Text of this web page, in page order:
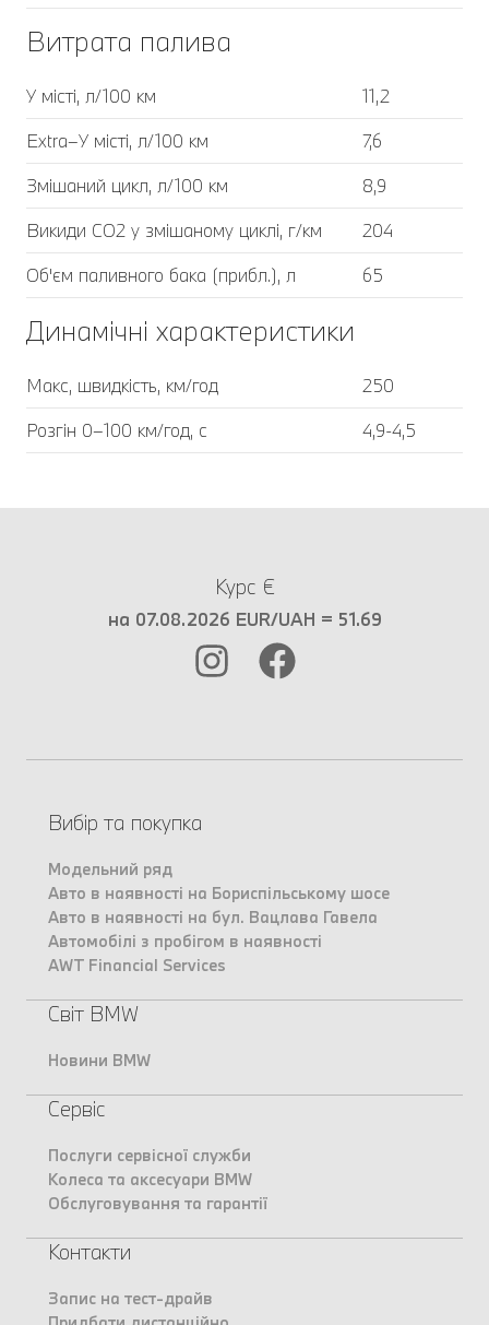
Витрата палива
У місті, л/100 км
11,2
Extra–У місті, л/100 км
7,6
Змішаний цикл, л/100 км
8,9
Викиди CO2 у змішаному циклі, г/км
204
Об'єм паливного бака (прибл.), л
65
Динамічні характеристики
Макс, швидкість, км/год
250
Розгін 0–100 км/год, с
4,9-4,5
Курс €
на 07.08.2026 EUR/UAH = 51.69
Вибір та покупка
Модельний ряд
Авто в наявності на Бориспільському шосе
Авто в наявності на бул. Вацлава Гавела
Автомобілі з пробігом в наявності
AWT Financial Services
Світ BMW
Новини BMW
Сервіс
Послуги сервісної служби
Колеса та аксесуари BMW
Обслуговування та гарантії
Контакти
Запис на тест-драйв